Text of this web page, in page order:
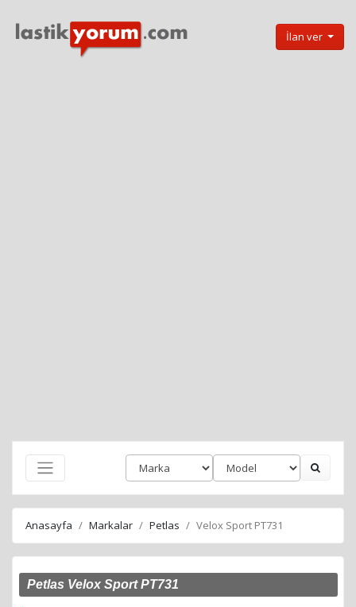
İlan ver
Anasayfa Markalar Petlas Velox Sport PT731
Petlas Velox Sport PT731